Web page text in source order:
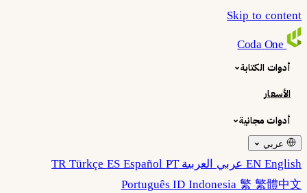
Skip to content
Coda One
أدوات الكتابة
الأسعار
أدوات مجانية
عربي
EN English عربي العربية TR Türkçe ES Español PT
PortuguêsID Indonesia繁 繁體中文